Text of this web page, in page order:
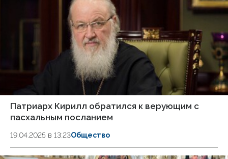
Патриарх Кирилл обратился к верующим с
пасхальным посланием
19.04.2025 в 13:23Общество